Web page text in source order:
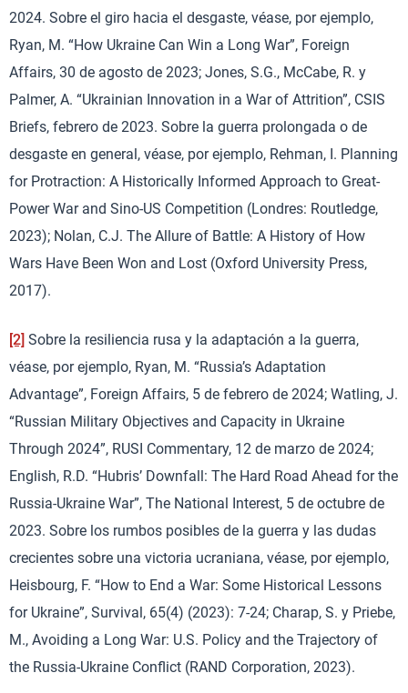
2024. Sobre el giro hacia el desgaste, véase, por ejemplo,
Ryan, M. “How Ukraine Can Win a Long War”, Foreign
Affairs, 30 de agosto de 2023; Jones, S.G., McCabe, R. y
Palmer, A. “Ukrainian Innovation in a War of Attrition”, CSIS
Briefs, febrero de 2023. Sobre la guerra prolongada o de
desgaste en general, véase, por ejemplo, Rehman, I. Planning
for Protraction: A Historically Informed Approach to Great-
Power War and Sino-US Competition (Londres: Routledge,
2023); Nolan, C.J. The Allure of Battle: A History of How
Wars Have Been Won and Lost (Oxford University Press,
2017).
[2] Sobre la resiliencia rusa y la adaptación a la guerra,
véase, por ejemplo, Ryan, M. “Russia’s Adaptation
Advantage”, Foreign Affairs, 5 de febrero de 2024; Watling, J.
“Russian Military Objectives and Capacity in Ukraine
Through 2024”, RUSI Commentary, 12 de marzo de 2024;
English, R.D. “Hubris’ Downfall: The Hard Road Ahead for the
Russia-Ukraine War”, The National Interest, 5 de octubre de
2023. Sobre los rumbos posibles de la guerra y las dudas
crecientes sobre una victoria ucraniana, véase, por ejemplo,
Heisbourg, F. “How to End a War: Some Historical Lessons
for Ukraine”, Survival, 65(4) (2023): 7-24; Charap, S. y Priebe,
M., Avoiding a Long War: U.S. Policy and the Trajectory of
the Russia-Ukraine Conflict (RAND Corporation, 2023).